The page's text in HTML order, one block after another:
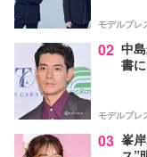
モデルプレ
02 中
書
モデルプレ
03 峯